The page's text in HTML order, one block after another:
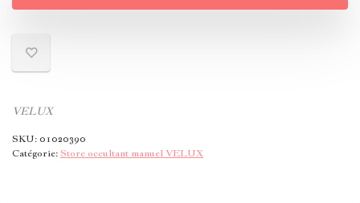
VELUX
SKU:01020390
Catégorie:Store occultant manuel VELUX